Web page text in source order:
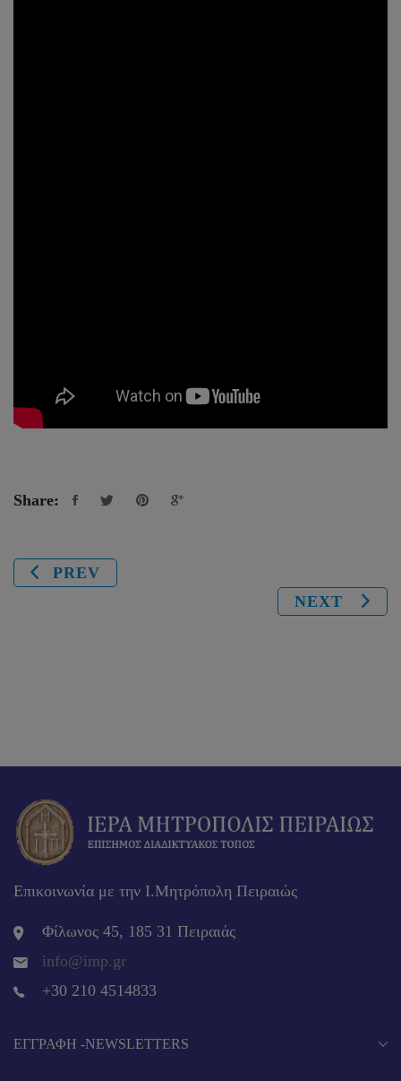
Share:
PREV
NEXT
Επικοινωνία με την Ι.Μητρόπολη Πειραιώς
Φίλωνος 45, 185 31 Πειραιάς
info@imp.gr
+30 210 4514833
EΓΓΡΑΦΉ -NEWSLETTERS